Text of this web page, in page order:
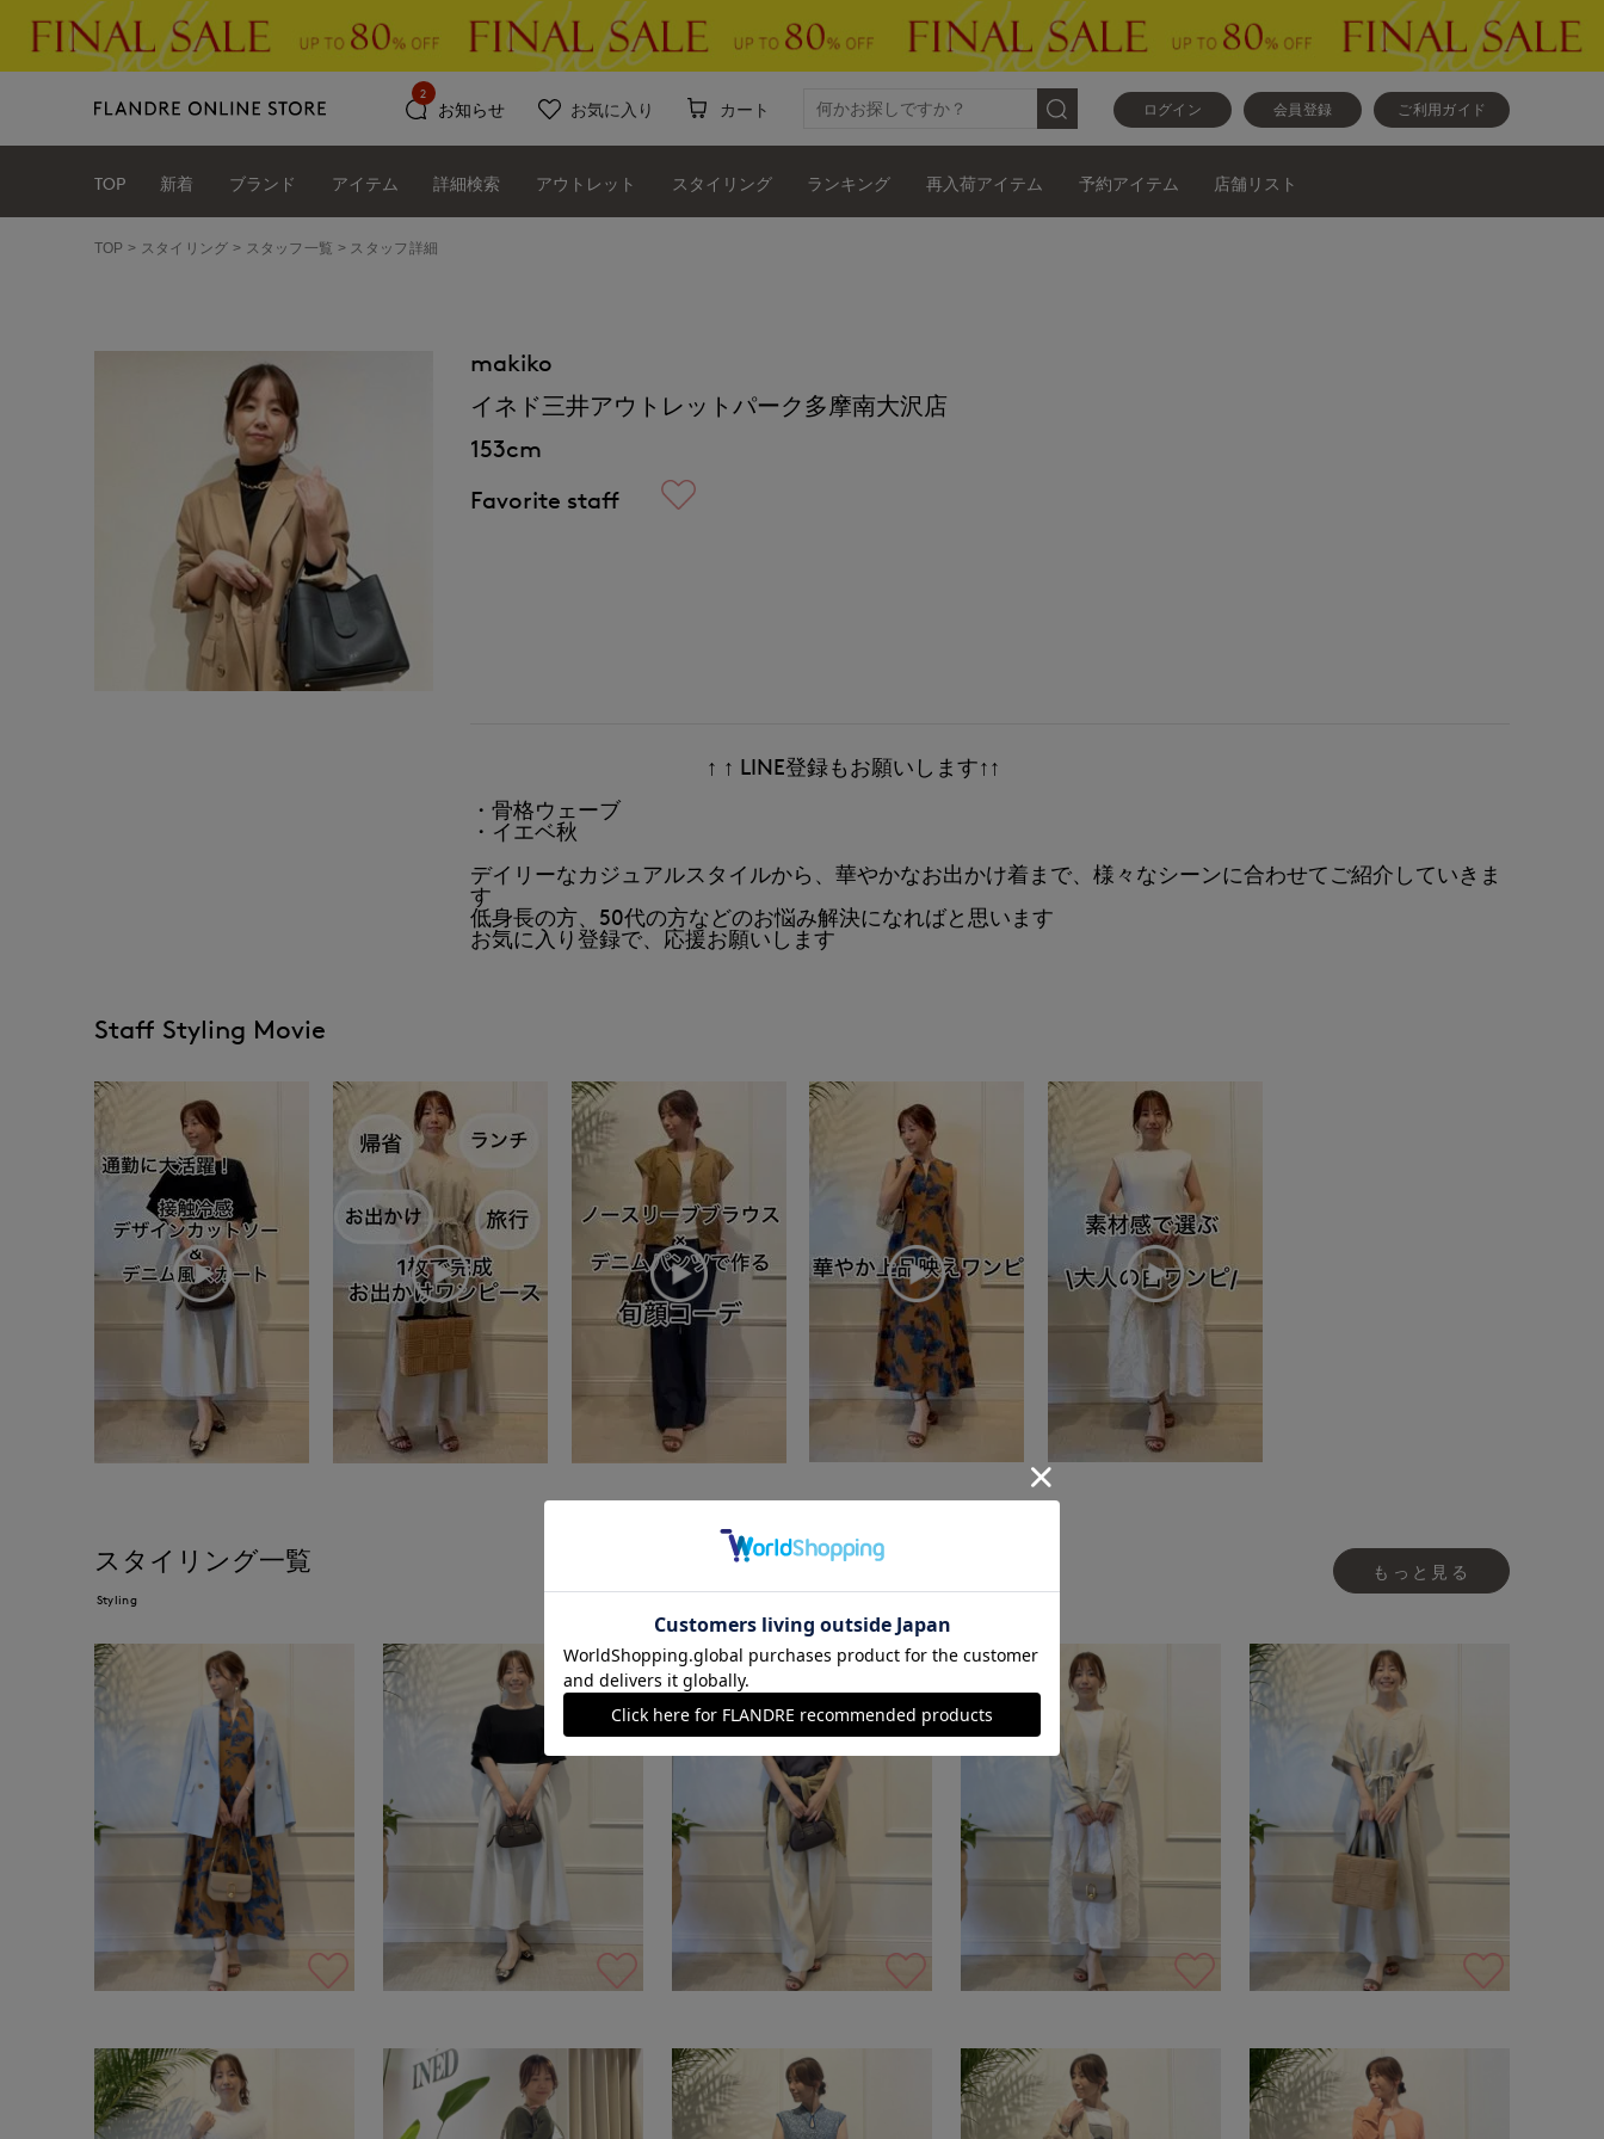
ログイン 会員登録 ご利用ガイド
お知らせ
2
お気に入り カート
TOP 新着 ブランド アイテム 詳細検索 アウトレット スタイリング ランキング 再入荷アイテム 予約アイテム 店舗リスト
TOP スタイリング スタッフ一覧 スタッフ詳細
makiko
イネド三井アウトレットパーク多摩南大沢店
153cm
Favorite staff
↑ ↑ LINE登録もお願いします↑↑
・骨格ウェーブ
・イエベ秋
デイリーなカジュアルスタイルから、華やかなお出かけ着まで、様々なシーンに合わせてご紹介していきま
す
低身長の方、50代の方などのお悩み解決になればと思います
お気に入り登録で、応援お願いします
Staff Styling Movie
もっと見る
スタイリング一覧
Styling